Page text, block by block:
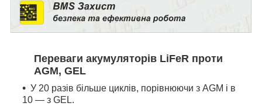
Переваги акумуляторів LiFeR проти
AGM, GEL
У 20 разів більше циклів, порівнюючи з AGM і в
10 — з GEL.